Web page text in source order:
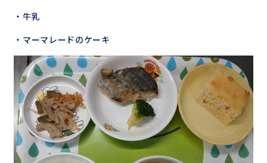
・牛乳
・マーマレードのケーキ